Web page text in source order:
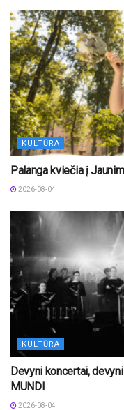
KULTŪRA
Palanga kviečia į
2026-08-04
KULTŪRA
Devyni koncertai,
MUNDI
2026-08-04